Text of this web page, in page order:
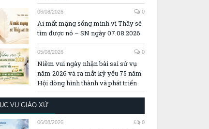
06/08/2026 0
Ai mất mạng sống mình vì Thầy sẽ
tìm được nó – SN ngày 07.08.2026
05/08/2026 0
Niềm vui ngày nhận bài sai sứ vụ
năm 2026 và ra mắt kỷ yếu 75 năm
Hội dòng hình thành và phát triển
VỤ GIÁO XỨ
06/08/2026 0